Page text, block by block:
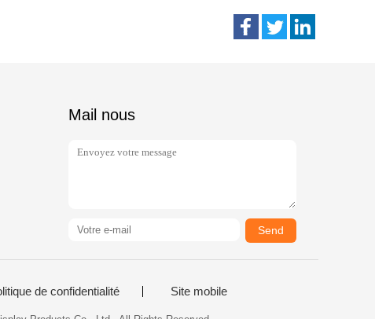
Mail nous
Send
de confidentialité Site mobile